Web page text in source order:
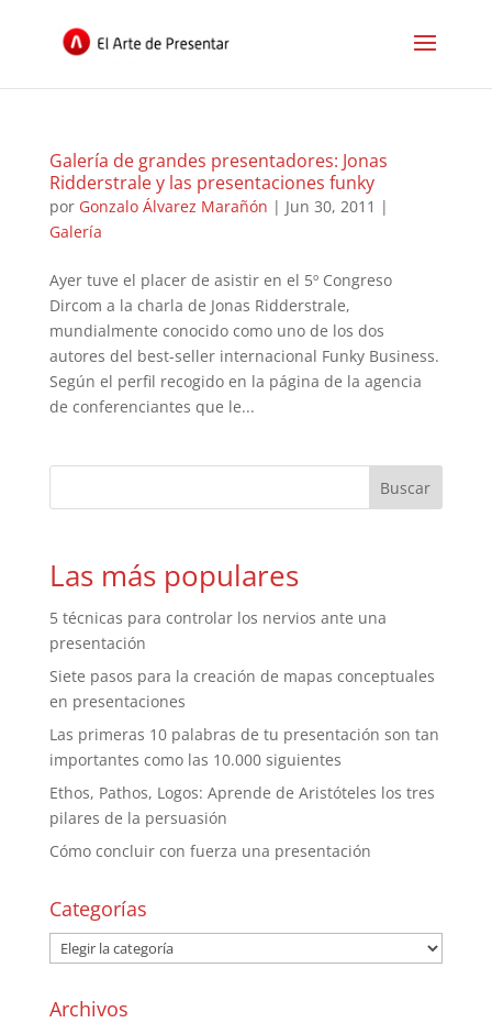
Galería de grandes presentadores: Jonas
Ridderstrale y las presentaciones funky
por Gonzalo Álvarez Marañón | Jun 30, 2011 |
Galería
Ayer tuve el placer de asistir en el 5º Congreso
Dircom a la charla de Jonas Ridderstrale,
mundialmente conocido como uno de los dos
autores del best-seller internacional Funky Business.
Según el perfil recogido en la página de la agencia
de conferenciantes que le...
Las más populares
5 técnicas para controlar los nervios ante una
presentación
Siete pasos para la creación de mapas conceptuales
en presentaciones
Las primeras 10 palabras de tu presentación son tan
importantes como las 10.000 siguientes
Ethos, Pathos, Logos: Aprende de Aristóteles los tres
pilares de la persuasión
Cómo concluir con fuerza una presentación
Categorías
Archivos